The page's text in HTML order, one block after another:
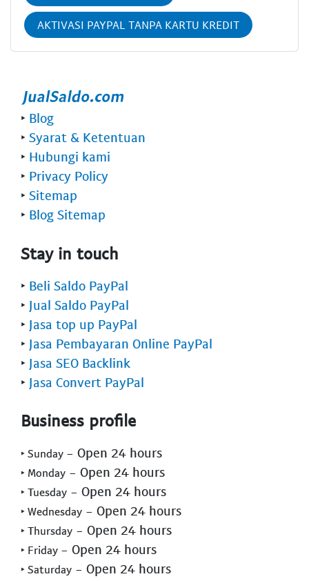
AKTIVASI PAYPAL TANPA KARTU KREDIT
‣ Blog
‣ Syarat & Ketentuan
‣ Hubungi kami
‣ Privacy Policy
‣ Sitemap
‣ Blog Sitemap
Stay in touch
‣ Beli Saldo PayPal
‣ Jual Saldo PayPal
‣ Jasa top up PayPal
‣ Jasa Pembayaran Online PayPal
‣ Jasa SEO Backlink
‣ Jasa Convert PayPal
Business profile
‣ Sunday - Open 24 hours
‣ Monday - Open 24 hours
‣ Tuesday - Open 24 hours
‣ Wednesday - Open 24 hours
‣ Thursday - Open 24 hours
‣ Friday - Open 24 hours
‣ Saturday - Open 24 hours